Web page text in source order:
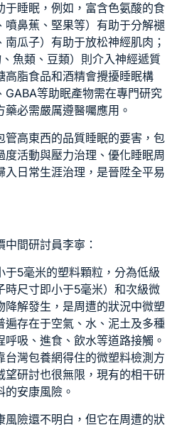
于睡眠，例如，富含色氨酸的食
噴鼻蕉、堅果等）有助于分解褪
瓜子）有助于放松神經肌肉；
魚類、豆類）則介入神經遞質
高脂食品和酒精會攪擾睡眠構
等助眠產物需在專門研究
必需嚴厲遵醫囑應用。
管高東西的品質睡眠的要害，包
活動與壓力治理、優化睡眠周
日常生涯治理，是晉陞全平易
間研討員李寧：
于5毫米的塑料顆粒，分為低級
時尺寸即小于5毫米）和次級微
解發生，是周遭的狀況中微塑
遍存在于空氣、水、泥土及多種
呼吸、進食、飲水等道路接觸。
台灣包養網得住的微塑料檢測方
望研討也很無限，現有的相干研
安康風險。
風險還不明白，但它在周遭的狀